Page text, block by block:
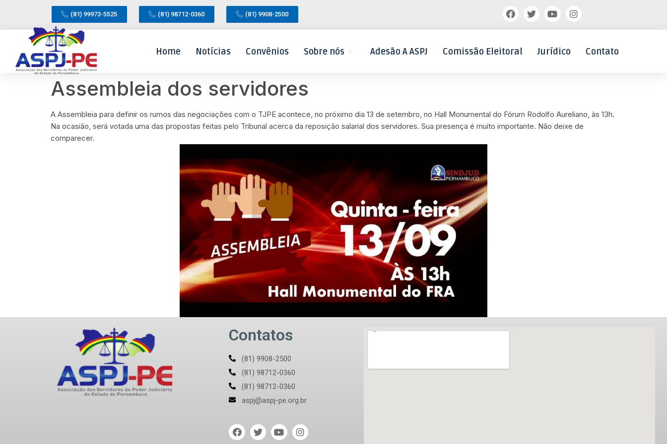
(81) 99973-5525 (81) 98712-0360 (81) 9908-2500
Home Notícias Convênios Sobre nós Adesão A ASPJ Comissão Eleitoral Jurídico Contato
Assembleia dos servidores
A Assembleia para definir os rumos das negociações com o TJPE acontece, no próximo dia 13 de setembro, no Hall Monumental do Fórum Rodolfo Aureliano, às 13h.
Na ocasião, será votada uma das propostas feitas pelo Tribunal acerca da reposição salarial dos servidores. Sua presença é muito importante. Não deixe de
comparecer.
Contatos
(81) 9908-2500
(81) 98712-0360
(81) 98712-0360
aspj@aspj-pe.org.br